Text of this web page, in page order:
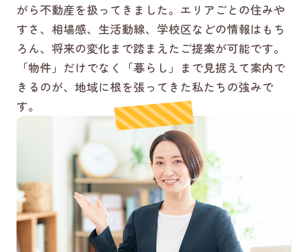
がら不動産を扱ってきました。エリアごとの住みや
すさ、相場感、生活動線、学校区などの情報はもち
ろん、将来の変化まで踏まえたご提案が可能です。
「物件」だけでなく「暮らし」まで見据えて案内で
きるのが、地域に根を張ってきた私たちの強みで
す。